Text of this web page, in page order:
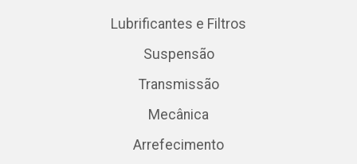
Lubrificantes e Filtros
Suspensão
Transmissão
Mecânica
Arrefecimento